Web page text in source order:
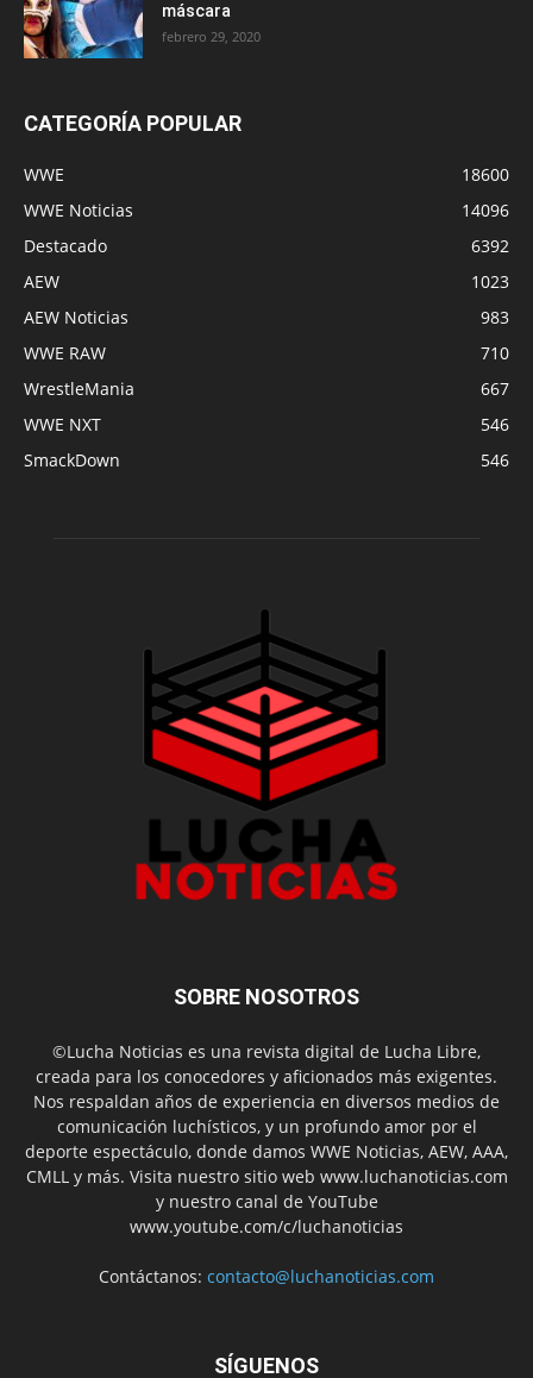
máscara
febrero 29, 2020
CATEGORÍA POPULAR
WWE
18600
WWE Noticias
14096
Destacado
6392
AEW
1023
AEW Noticias
983
WWE RAW
710
WrestleMania
667
WWE NXT
546
SmackDown
546
SOBRE NOSOTROS
©Lucha Noticias es una revista digital de Lucha Libre,
creada para los conocedores y aficionados más exigentes.
Nos respaldan años de experiencia en diversos medios de
comunicación luchísticos, y un profundo amor por el
deporte espectáculo, donde damos WWE Noticias, AEW, AAA,
CMLL y más. Visita nuestro sitio web www.luchanoticias.com
y nuestro canal de YouTube
www.youtube.com/c/luchanoticias
Contáctanos: contacto@luchanoticias.com
SÍGUENOS